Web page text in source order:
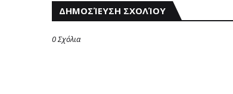
ΔΗΜΟΣΊΕΥΣΗ ΣΧΟΛΊΟΥ
0 Σχόλια